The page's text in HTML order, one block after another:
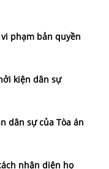
phạm bản quyền
kiện dân sự
dân sự của Tòa án
nhận diện họ